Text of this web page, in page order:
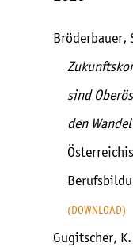
Bröderbauer,
sind
den
DOWNLOAD
Gugitscher,